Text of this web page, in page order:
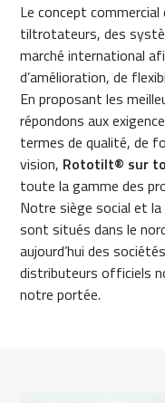
Le concept
tiltrotateurs, des
marché international
d’amélioration, de
En proposant les
répondons aux
termes de qualité, de
vision, Rototilt® sur
toute la gamme des
Notre siège social et
sont situés dans le
aujourd’hui des
distributeurs officiels
notre portée.